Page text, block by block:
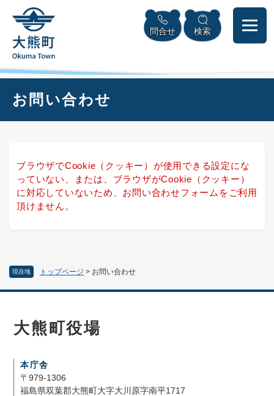
頭
メニューを飛ばして本文へ
問合せ 検索
現在地 トップページ > お問い合わせ
お問い合わせ
ブラウザでCookie（クッキー）が使用できる設定にな
っていない、または、ブラウザがCookie（クッキー）
に対応していないため、お問い合わせフォームをご利用
頂けません。
大熊町役場
本庁舎
〒979-1306
福島県双葉郡大熊町大字大川原字南平1717